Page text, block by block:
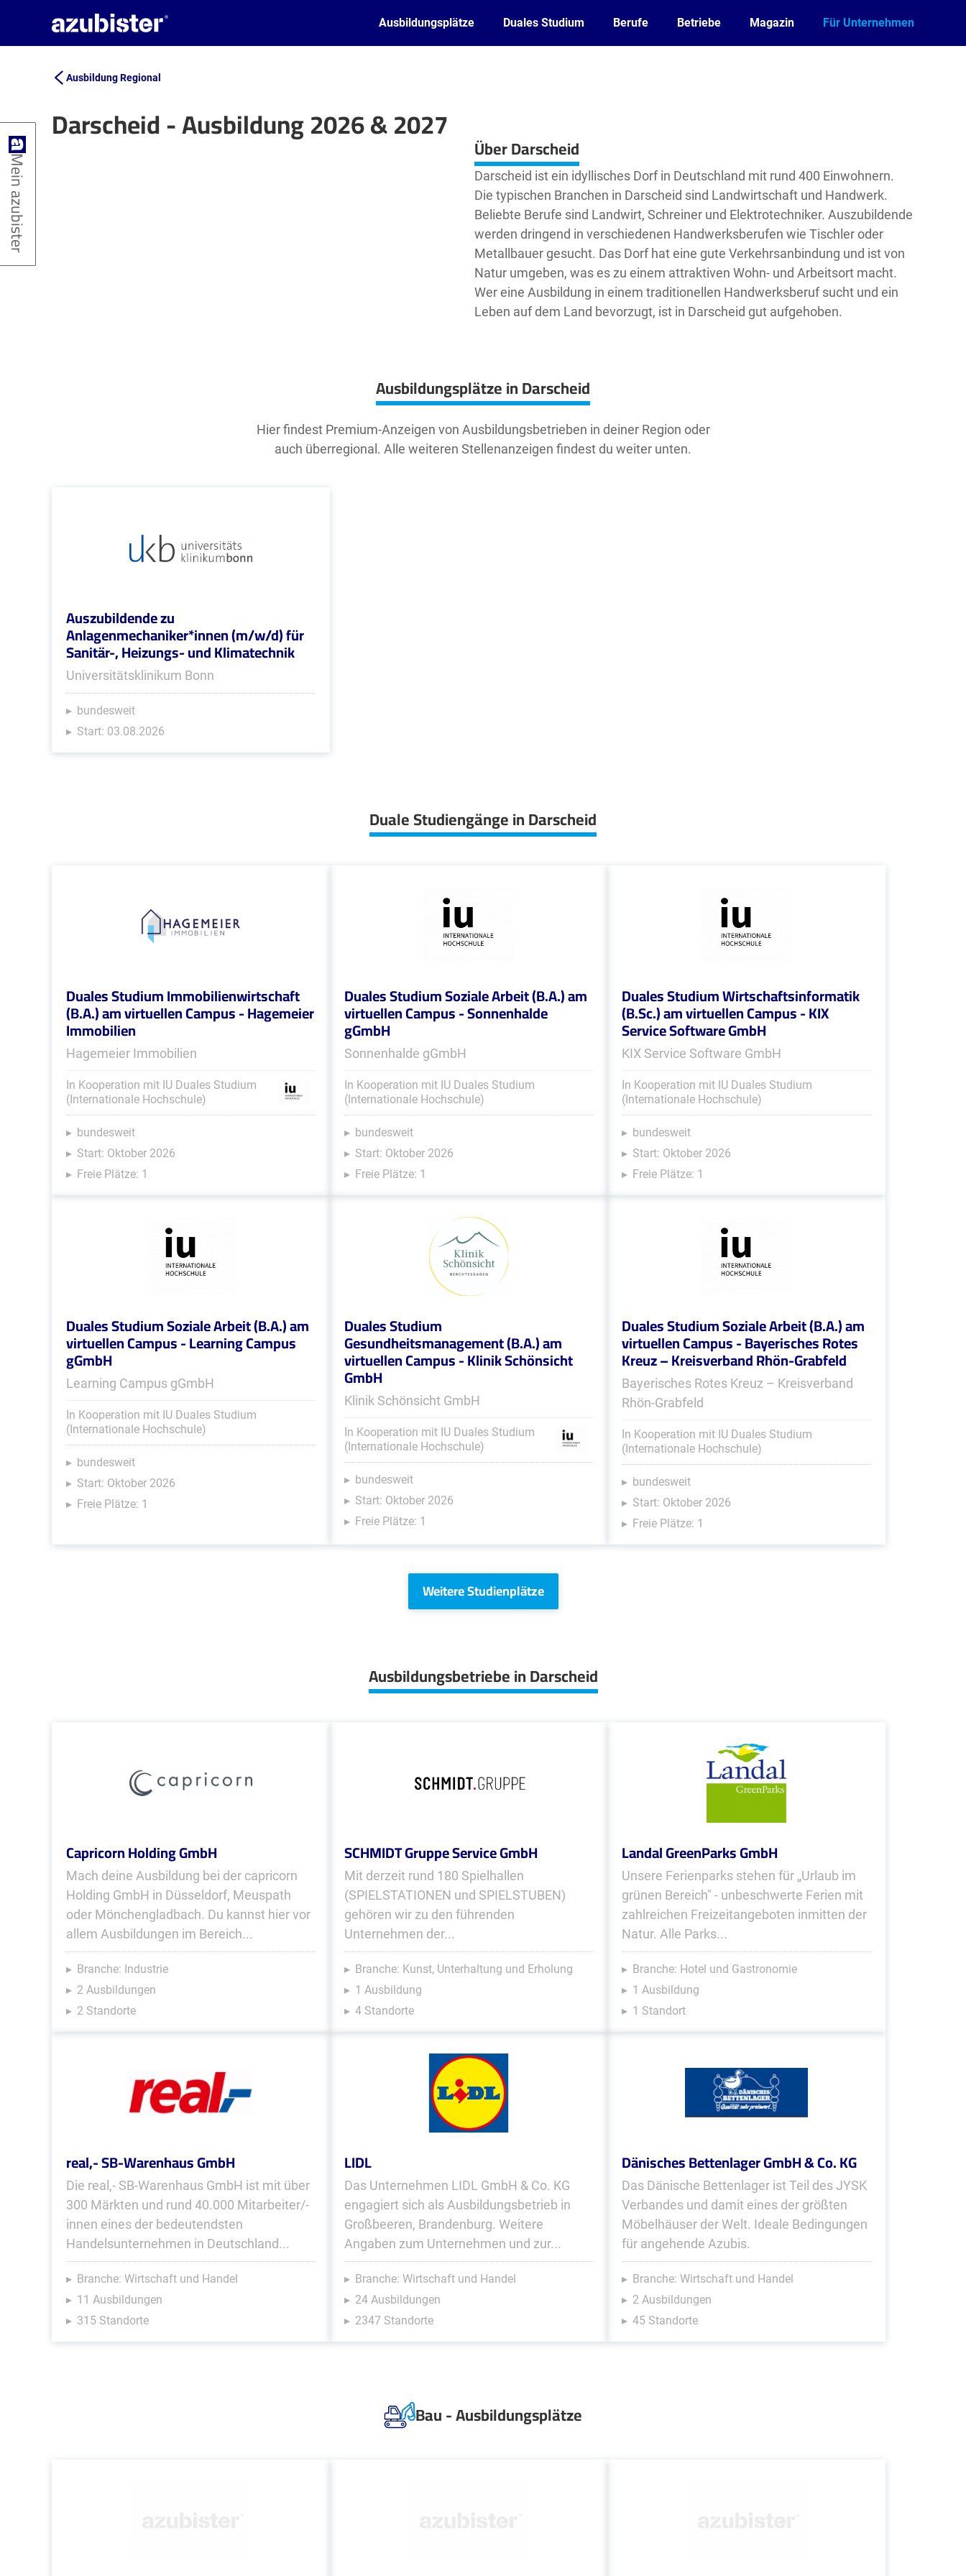
Ausbildungsplätze Duales Studium Berufe Betriebe Magazin Für Unternehmen
Ausbildung Regional
Darscheid - Ausbildung 2026 & 2027
Leaflet| © OpenStreetMap2contributors Über Darscheid
Darscheid ist ein idyllisches Dorf in Deutschland mit rund 400 Einwohnern.
Die typischen Branchen in Darscheid sind Landwirtschaft und Handwerk.
Beliebte Berufe sind Landwirt, Schreiner und Elektrotechniker. Auszubildende
werden dringend in verschiedenen Handwerksberufen wie Tischler oder
Metallbauer gesucht. Das Dorf hat eine gute Verkehrsanbindung und ist von
Natur umgeben, was es zu einem attraktiven Wohn- und Arbeitsort macht.
Wer eine Ausbildung in einem traditionellen Handwerksberuf sucht und ein
Leben auf dem Land bevorzugt, ist in Darscheid gut aufgehoben.
Ausbildungsplätze in Darscheid
Hier findest Premium-Anzeigen von Ausbildungsbetrieben in deiner Region oder
auch überregional. Alle weiteren Stellenanzeigen findest du weiter unten.
Auszubildende zu
Anlagenmechaniker*innen (m/w/d) für
Sanitär-, Heizungs- und Klimatechnik
Universitätsklinikum Bonn
bundesweit
Start: 03.08.2026
Duale Studiengänge in Darscheid
Duales Studium Immobilienwirtschaft
(B.A.) am virtuellen Campus - Hagemeier
Immobilien
Hagemeier Immobilien
In Kooperation mit IU Duales Studium
(Internationale Hochschule)
bundesweit
Start: Oktober 2026
Freie Plätze: 1
Duales Studium Soziale Arbeit (B.A.) am
virtuellen Campus - Sonnenhalde
gGmbH
Sonnenhalde gGmbH
In Kooperation mit IU Duales Studium
(Internationale Hochschule)
bundesweit
Start: Oktober 2026
Freie Plätze: 1
Duales Studium Wirtschaftsinformatik
(B.Sc.) am virtuellen Campus - KIX
Service Software GmbH
KIX Service Software GmbH
In Kooperation mit IU Duales Studium
(Internationale Hochschule)
bundesweit
Start: Oktober 2026
Freie Plätze: 1
Duales Studium Soziale Arbeit (B.A.) am
virtuellen Campus - Learning Campus
gGmbH
Learning Campus gGmbH
In Kooperation mit IU Duales Studium
(Internationale Hochschule)
bundesweit
Start: Oktober 2026
Freie Plätze: 1
Duales Studium
Gesundheitsmanagement (B.A.) am
virtuellen Campus - Klinik Schönsicht
GmbH
Klinik Schönsicht GmbH
In Kooperation mit IU Duales Studium
(Internationale Hochschule)
bundesweit
Start: Oktober 2026
Freie Plätze: 1
Duales Studium Soziale Arbeit (B.A.) am
virtuellen Campus - Bayerisches Rotes
Kreuz – Kreisverband Rhön-Grabfeld
Bayerisches Rotes Kreuz – Kreisverband
Rhön-Grabfeld
In Kooperation mit IU Duales Studium
(Internationale Hochschule)
bundesweit
Start: Oktober 2026
Freie Plätze: 1
Weitere Studienplätze
Ausbildungsbetriebe in Darscheid
Capricorn Holding GmbH
Mach deine Ausbildung bei der capricorn
Holding GmbH in Düsseldorf, Meuspath
oder Mönchengladbach. Du kannst hier vor
allem Ausbildungen im Bereich...
Branche: Industrie
2 Ausbildungen
2 Standorte
SCHMIDT Gruppe Service GmbH
Mit derzeit rund 180 Spielhallen
(SPIELSTATIONEN und SPIELSTUBEN)
gehören wir zu den führenden
Unternehmen der...
Branche: Kunst, Unterhaltung und Erholung
1 Ausbildung
4 Standorte
Landal GreenParks GmbH
Unsere Ferienparks stehen für „Urlaub im
grünen Bereich" - unbeschwerte Ferien mit
zahlreichen Freizeitangeboten inmitten der
Natur. Alle Parks...
Branche: Hotel und Gastronomie
1 Ausbildung
1 Standort
real,- SB-Warenhaus GmbH
Die real,- SB-Warenhaus GmbH ist mit über
300 Märkten und rund 40.000 Mitarbeiter/-
innen eines der bedeutendsten
Handelsunternehmen in Deutschland...
Branche: Wirtschaft und Handel
11 Ausbildungen
315 Standorte
LIDL
Das Unternehmen LIDL GmbH & Co. KG
engagiert sich als Ausbildungsbetrieb in
Großbeeren, Brandenburg. Weitere
Angaben zum Unternehmen und zur...
Branche: Wirtschaft und Handel
24 Ausbildungen
2347 Standorte
Dänisches Bettenlager GmbH & Co. KG
Das Dänische Bettenlager ist Teil des JYSK
Verbandes und damit eines der größten
Möbelhäuser der Welt. Ideale Bedingungen
für angehende Azubis.
Branche: Wirtschaft und Handel
2 Ausbildungen
45 Standorte
Bau - Ausbildungsplätze
Mein azubister